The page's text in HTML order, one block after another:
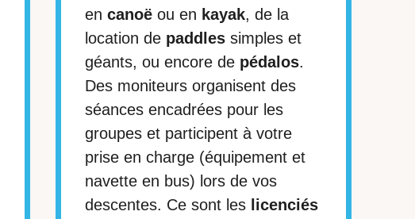
en canoëou en kayak, de la
location de paddlessimples et
géants, ou encore de pédalos.
Des moniteurs organisent des
séances encadrées pour les
groupes et participent à votre
prise en charge (équipement et
navette en bus) lors de vos
descentes. Ce sont les licenciés